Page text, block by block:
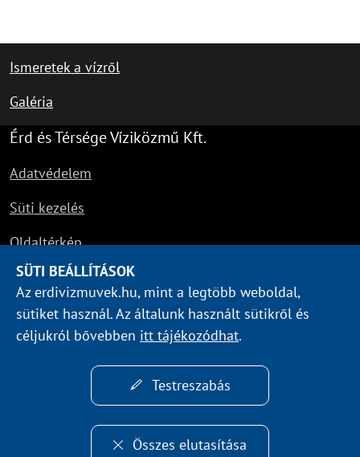
Ismeretek a vízről
Galéria
Érd és Térsége Víziközmű Kft.
Adatvédelem
Süti kezelés
Oldaltérkép
Impresszum
Fővárosi Csatornázási Művek Zrt.
certop - Tanúsított Rendszer - ISO
SÜTI BEÁLLÍTÁSOK
Az erdivizmuvek.hu, mint a legtöbb weboldal,
sütiket használ. Az általunk használt sütikről és
céljukról bővebben itt tájékozódhat.
Testreszabás
Összes elutasítása